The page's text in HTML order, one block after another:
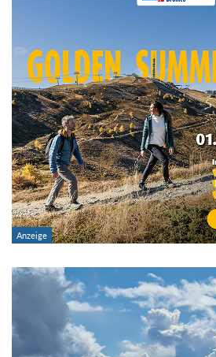
Im Tourenarchiv suchen
Region:
Gebirge:
Art der Tour:
Schwierigkeitsgrad:
bis
Kondition (Tourdauer):